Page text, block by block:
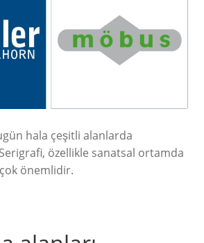
hala çeşitli alanlarda
özellikle sanatsal ortamda
önemlidir.